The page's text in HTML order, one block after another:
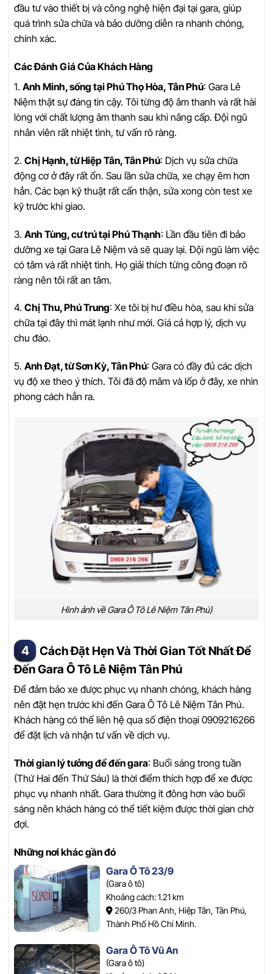
đầu tư vào thiết bị và công nghệ hiện đại tại gara, giúp
quá trình sửa chữa và bảo dưỡng diễn ra nhanh chóng,
chính xác.
Các Đánh Giá Của Khách Hàng
1. Anh Minh, sống tại Phú Thọ Hòa, Tân Phú: Gara Lê
Niệm thật sự đáng tin cậy. Tôi từng độ âm thanh và rất hài
lòng với chất lượng âm thanh sau khi nâng cấp. Đội ngũ
nhân viên rất nhiệt tình, tư vấn rõ ràng.
2. Chị Hạnh, từ Hiệp Tân, Tân Phú: Dịch vụ sửa chữa
động cơ ở đây rất ổn. Sau lần sửa chữa, xe chạy êm hơn
hẳn. Các bạn kỹ thuật rất cẩn thận, sửa xong còn test xe
kỹ trước khi giao.
3. Anh Tùng, cư trú tại Phú Thạnh: Lần đầu tiên đi bảo
dưỡng xe tại Gara Lê Niệm và sẽ quay lại. Đội ngũ làm việc
có tâm và rất nhiệt tình. Họ giải thích từng công đoạn rõ
ràng nên tôi rất an tâm.
4. Chị Thu, Phú Trung: Xe tôi bị hư điều hòa, sau khi sửa
chữa tại đây thì mát lạnh như mới. Giá cả hợp lý, dịch vụ
chu đáo.
5. Anh Đạt, từ Sơn Kỳ, Tân Phú: Gara có đầy đủ các dịch
vụ độ xe theo ý thích. Tôi đã độ mâm và lốp ở đây, xe nhìn
phong cách hẳn ra.
Hình ảnh về Gara Ô Tô Lê Niệm Tân Phú)
Cách Đặt Hẹn Và Thời Gian Tốt Nhất Để
Đến Gara Ô Tô Lê Niệm Tân Phú
Để đảm bảo xe được phục vụ nhanh chóng, khách hàng
nên đặt hẹn trước khi đến Gara Ô Tô Lê Niệm Tân Phú.
Khách hàng có thể liên hệ qua số điện thoại 0909216266
để đặt lịch và nhận tư vấn về dịch vụ.
Thời gian lý tưởng để đến gara: Buổi sáng trong tuần
(Thứ Hai đến Thứ Sáu) là thời điểm thích hợp để xe được
phục vụ nhanh nhất. Gara thường ít đông hơn vào buổi
sáng nên khách hàng có thể tiết kiệm được thời gian chờ
đợi.
Những nơi khác gần đó
Gara Ô Tô 23/9
(Gara ô tô)
Khoảng cách: 1.21 km
260/3 Phan Anh, Hiệp Tân, Tân Phú,
Thành Phố Hồ Chí Minh.
Gara Ô Tô Vũ An
(Gara ô tô)